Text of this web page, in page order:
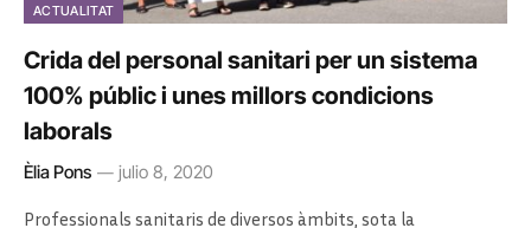
ACTUALITAT
Crida del personal sanitari per un sistema
100% públic i unes millors condicions
laborals
Èlia Pons julio 8, 2020
Professionals sanitaris de diversos àmbits, sota la